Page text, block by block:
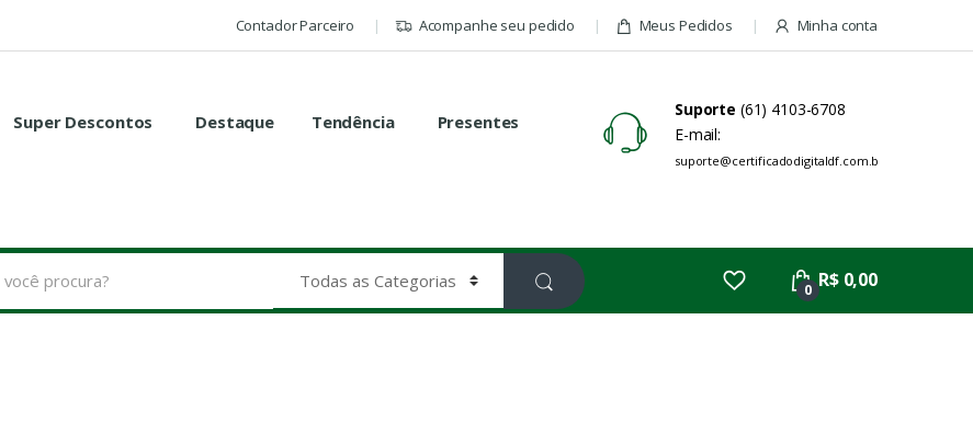
Contador Parceiro Acompanhe seu pedido Meus Pedidos Minha conta
Super Descontos Destaque Tendência Presentes
Suporte (61) 4103-6708
E-mail:
suporte@certificadodigitaldf.com.br
0 R$ 0,00